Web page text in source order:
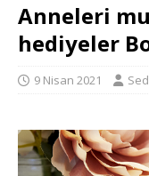
Anneleri
hediyeler
9 Nisan 2021